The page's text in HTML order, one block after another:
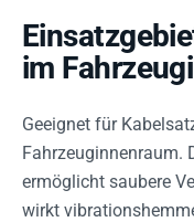
im
Geeignet für
Fahrzeuginnenraum.
ermöglicht saubere
wirkt